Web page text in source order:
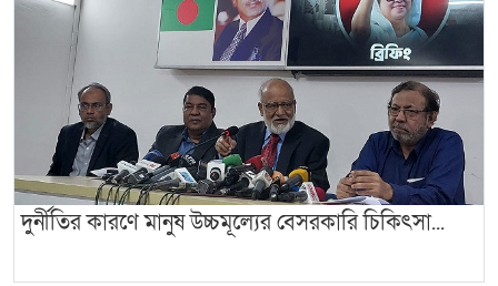
দুর্নীতির কারণে মানুষ উচ্চমূল্যের বেসরকারি চিকিৎসা...